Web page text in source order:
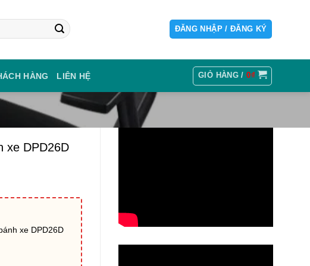
ĐĂNG NHẬP / ĐĂNG KÝ
HÀNG LIÊN HỆ GIỎ HÀNG /0₫
xe DPD26D
xe DPD26D